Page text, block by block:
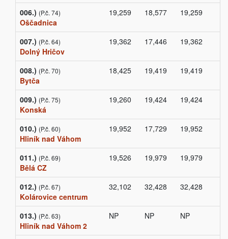
006.) (P.č. 74)
Oščadnica
19,259 18,577 19,259
007.) (P.č. 64)
Dolný Hričov
19,362 17,446 19,362
008.) (P.č. 70)
Bytča
18,425 19,419 19,419
009.) (P.č. 75)
Konská
19,260 19,424 19,424
010.) (P.č. 60)
Hliník nad Váhom
19,952 17,729 19,952
011.) (P.č. 69)
Bělá CZ
19,526 19,979 19,979
012.) (P.č. 67)
Kolárovice centrum
32,102 32,428 32,428
013.) (P.č. 63)
Hliník nad Váhom 2
NP NP NP